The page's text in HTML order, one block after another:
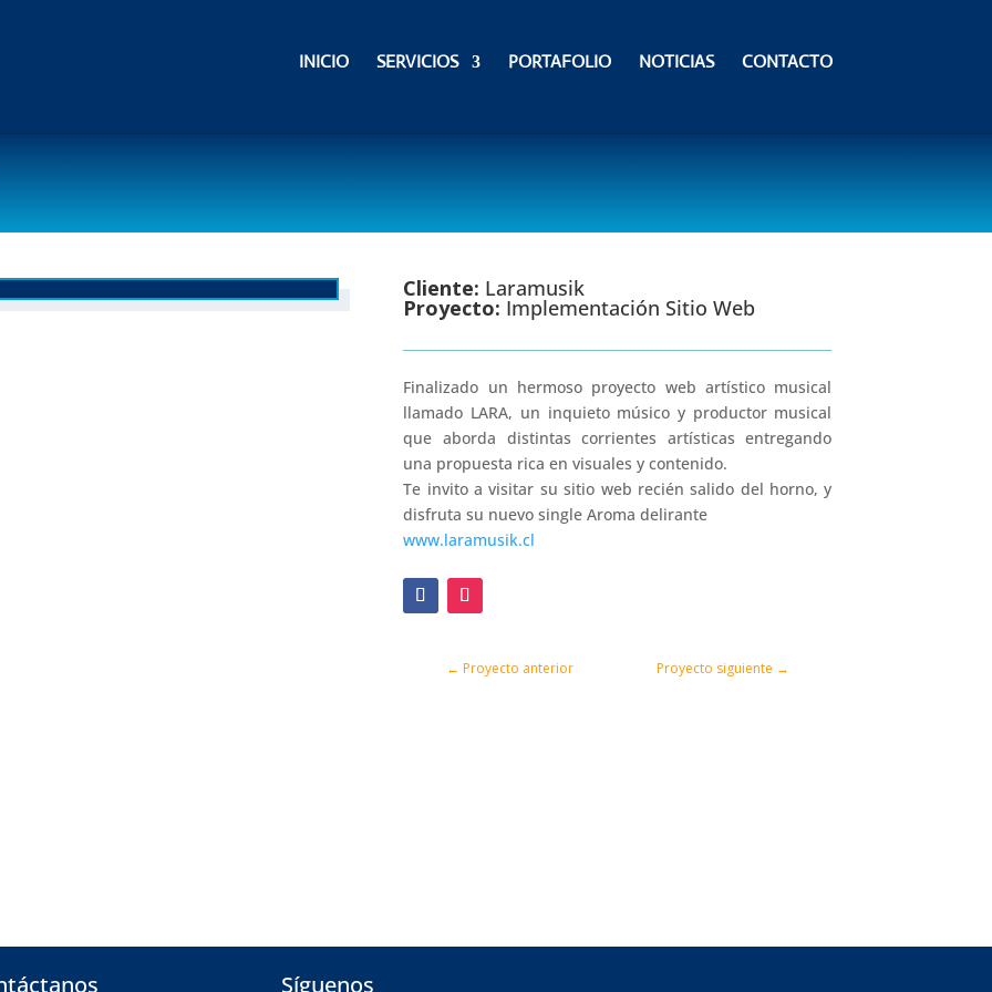
INICIO SERVICIOS PORTAFOLIO NOTICIAS CONTACTO
Cliente: Laramusik
Proyecto: Implementación Sitio Web
Finalizado un hermoso proyecto web artístico musical
llamado LARA, un inquieto músico y productor musical
que aborda distintas corrientes artísticas entregando
una propuesta rica en visuales y contenido.
Te invito a visitar su sitio web recién salido del horno, y
disfruta su nuevo single Aroma delirante
www.laramusik.cl
←Proyecto anterior Proyecto siguiente →
Síguenos